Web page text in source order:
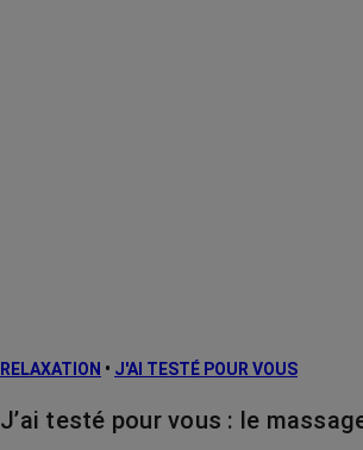
RELAXATION • J'AI TESTÉ POUR VOUS
J’ai testé pour vous : le